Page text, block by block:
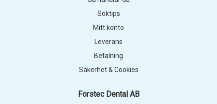
Forstec Dental AB
Söktips
Mitt konto
Leverans
Betalning
Säkerhet & Cookies